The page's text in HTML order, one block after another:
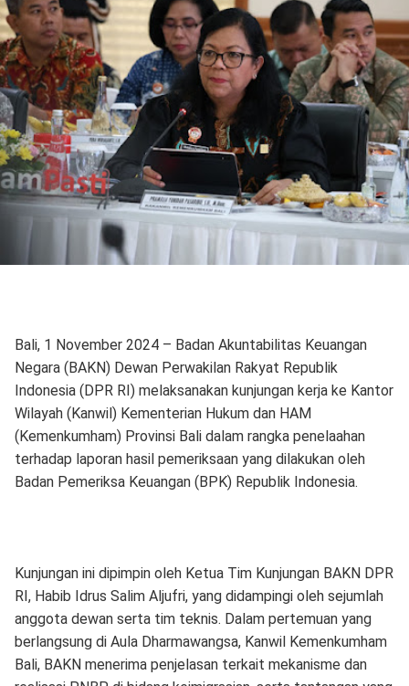
Bali, 1 November 2024 – Badan Akuntabilitas Keuangan
Negara (BAKN) Dewan Perwakilan Rakyat Republik
Indonesia (DPR RI) melaksanakan kunjungan kerja ke Kantor
Wilayah (Kanwil) Kementerian Hukum dan HAM
(Kemenkumham) Provinsi Bali dalam rangka penelaahan
terhadap laporan hasil pemeriksaan yang dilakukan oleh
Badan Pemeriksa Keuangan (BPK) Republik Indonesia.
Kunjungan ini dipimpin oleh Ketua Tim Kunjungan BAKN DPR
RI, Habib Idrus Salim Aljufri, yang didampingi oleh sejumlah
anggota dewan serta tim teknis. Dalam pertemuan yang
berlangsung di Aula Dharmawangsa, Kanwil Kemenkumham
Bali, BAKN menerima penjelasan terkait mekanisme dan